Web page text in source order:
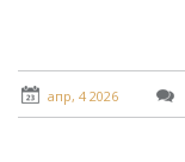
апр, 4 2026